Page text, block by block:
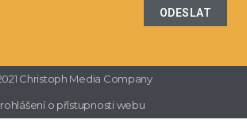
ODESLAT
Christoph Media Company
o přístupnosti webu